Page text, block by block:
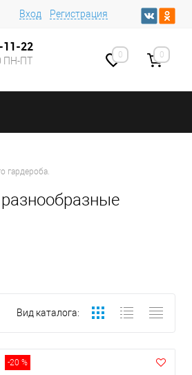
Вход Регистрация
11-22
ПН-ПТ
0 0
гардероба.
Вид каталога:
-20 %